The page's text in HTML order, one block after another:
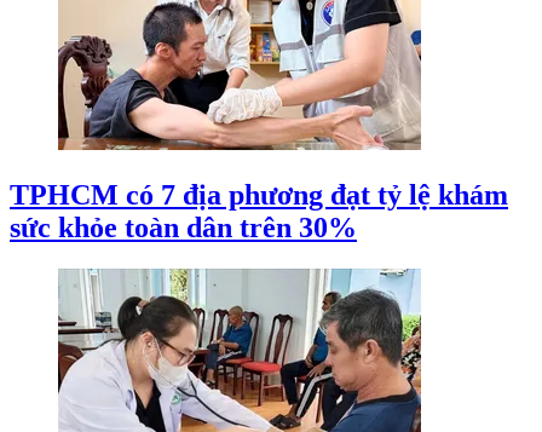
TPHCM có 7 địa phương đạt tỷ lệ khám
sức khỏe toàn dân trên 30%